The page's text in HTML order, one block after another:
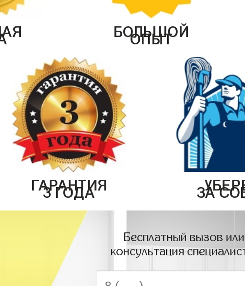
БОЛЬШОЙ
ОПЫТ
ГАРАНТИЯ
3 ГОДА ЗА
Бесплатный вызов или
консультация